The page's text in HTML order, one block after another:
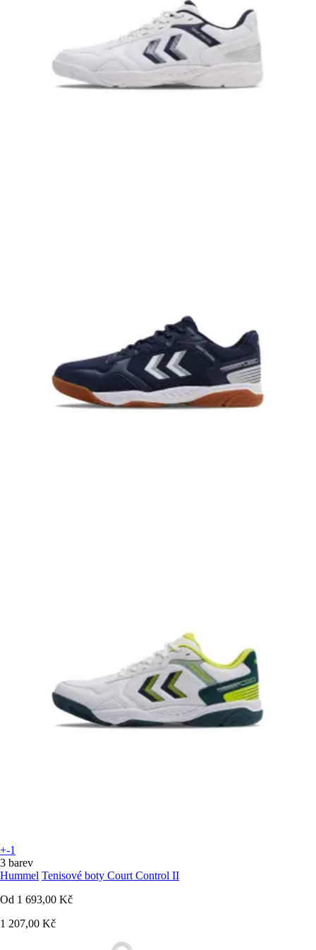
+-1
3 barev
Hummel Tenisové boty Court Control II
Od 1 693,00 Kč
1 207,00 Kč